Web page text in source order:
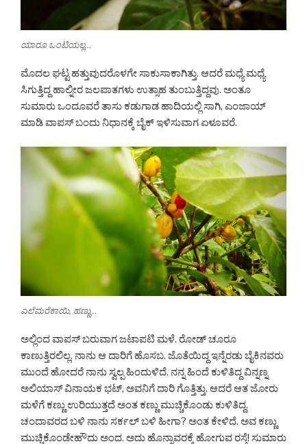
ಯಾರೂ ಒಂಟಿಯಲ್ಲ…
ಮೊದಲ ಘಟ್ಟ ಹತ್ತುವುದರೊಳಗೇ ಸಾಕುಸಾಕಾಗಿತ್ತು. ಆದರೆ ಮಧ್ಯೆ ಮಧ್ಯೆ
ಸಿಗುತ್ತಿದ್ದ ಹಾಲ್ನೀರ ಜಲಪಾತಗಳು ಉತ್ಸಾಹ ತುಂಬುತ್ತಿದ್ದವು. ಅಂತೂ
ಸುಮಾರು ಒಂದೂವರೆ ತಾಸು ಕಡುಗಾಡ ಹಾದಿಯಲ್ಲಿ ಸಾಗಿ, ಎಂಜಾಯ್
ಮಾಡಿ ವಾಪಸ್ ಬಂದು ನಿಧಾನಕ್ಕೆ ಬೈಕ್ ಇಳಿಸುವಾಗ ಏಳೂವರೆ.
ಎಲೆಮರೆಕಾಯಿ, ಹಣ್ಣು…
ಅಲ್ಲಿಂದ ವಾಪಸ್ ಬರುವಾಗ ಜಟಾಪಟಿ ಮಳೆ. ರೋಡ್ ಚೂರೂ
ಕಾಣುತ್ತಿರಲಿಲ್ಲ. ನಾನು ಆ ದಾರಿಗೆ ಹೊಸಬ. ಜೊತೆಯಿದ್ದ ಇನ್ನೆರಡು ಬೈಕಿನವರು
ಮುಂದೆ ಹೋದರೆ ನಾನು ಸ್ವಲ್ಪ ಹಿಂದುಳಿದೆ. ನನ್ನ ಹಿಂದೆ ಕುಳಿತಿದ್ದ ವಿನ್ನಣ್ನ
ಅಲಿಯಾಸ್ ವಿನಾಯಕ ಭಟ್, ಅವನಿಗೆ ದಾರಿ ಗೊತ್ತಿತ್ತು. ಆದರೆ ಆತ ಜೋರು
ಮಳೆಗೆ ಕಣ್ಣು ಉರಿಯುತ್ತದೆ ಅಂತ ಕಣ್ಣು ಮುಚ್ಚಿಕೊಂಡು ಕುಳಿತಿದ್ದ.
ಚಂದಾವರದ ಬಳಿ ನಾನು ಸರ್ಕಲ್ ಬಳಿ ಹೀಗಾ? ಅಂತ ಕೇಳಿದೆ. ಅವ ಕಣ್ಣು
ಮುಚ್ಚಿಕೊಂಡೇಹೌದು ಅಂದ. ಅದು ಹೊನ್ನಾವರಕ್ಕೆ ಹೋಗುವ ರಸ್ತೆ! ಸುಮಾರು